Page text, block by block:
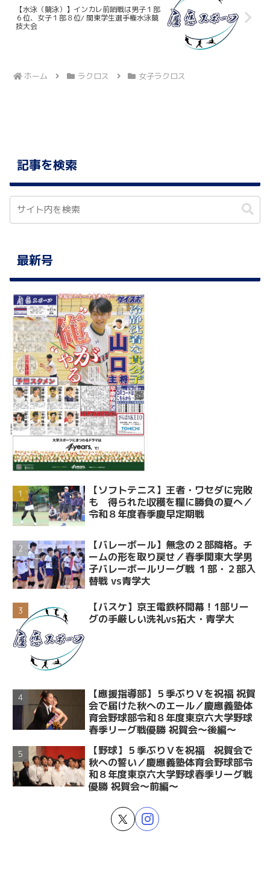
【水泳（競泳）】インカレ前哨戦は男子１部
６位、女子１部８位/ 関東学生選手権水泳競
技大会
ホーム ラクロス 女子ラクロス
記事を検索
最新号
【ソフトテニス】王者・ワセダに完敗
も 得られた収穫を糧に勝負の夏へ／
令和８年度春季慶早定期戦
【バレーボール】無念の２部降格。チ
ームの形を取り戻せ／春季関東大学男
子バレーボールリーグ戦 １部・２部入
替戦 vs青学大
【バスケ】京王電鉄杯開幕！1部リー
グの手厳しい洗礼vs拓大・青学大
【應援指導部】５季ぶりＶを祝福 祝賀
会で届けた秋へのエール／慶應義塾体
育会野球部令和８年度東京六大学野球
春季リーグ戦優勝 祝賀会～後編～
【野球】５季ぶりＶを祝福 祝賀会で
秋への誓い／慶應義塾体育会野球部令
和８年度東京六大学野球春季リーグ戦
優勝 祝賀会～前編～